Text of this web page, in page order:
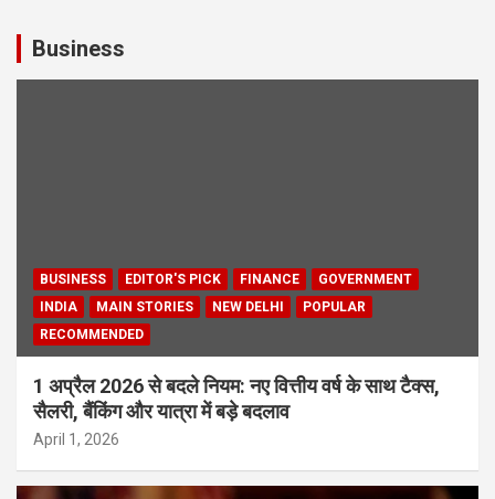
Business
BUSINESS EDITOR'S PICK FINANCE
GOVERNMENT
INDIA
MAIN STORIES NEW DELHI
POPULAR
RECOMMENDED
1 अप्रैल 2026 से बदले नियम: नए वित्तीय वर्ष के साथ टैक्स,
सैलरी, बैंकिंग और यात्रा में बड़े बदलाव
April 1, 2026